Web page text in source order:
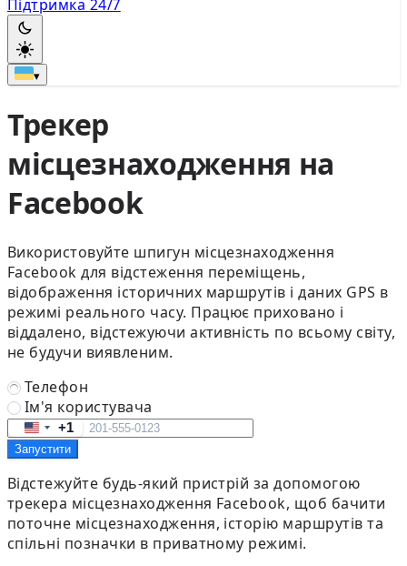
Підтримка 24/7
▾
Трекер
місцезнаходження на
Facebook
Використовуйте шпигун місцезнаходження
Facebook для відстеження переміщень,
відображення історичних маршрутів і даних GPS в
режимі реального часу. Працює приховано і
віддалено, відстежуючи активність по всьому світу,
не будучи виявленим.
Телефон
Ім'я користувача
United
States
+1
Запустити
Відстежуйте будь-який пристрій за допомогою
трекера місцезнаходження Facebook, щоб бачити
поточне місцезнаходження, історію маршрутів та
спільні позначки в приватному режимі.